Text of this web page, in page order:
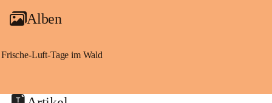
Alben
Frische-Luft-Tage im Wald